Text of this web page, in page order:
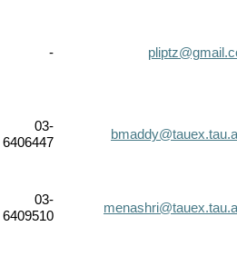
-
03-
6406447
03-
6409510